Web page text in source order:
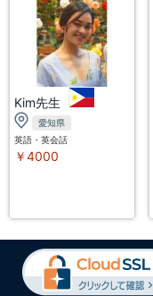
Kim先生
愛知県
英語・英会話
￥4000